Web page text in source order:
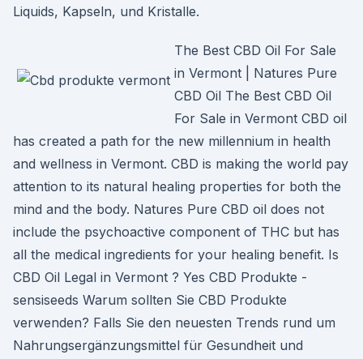
Liquids, Kapseln, und Kristalle.
The Best CBD Oil For Sale
in Vermont | Natures Pure
CBD Oil The Best CBD Oil
For Sale in Vermont CBD oil
has created a path for the new millennium in health
and wellness in Vermont. CBD is making the world pay
attention to its natural healing properties for both the
mind and the body. Natures Pure CBD oil does not
include the psychoactive component of THC but has
all the medical ingredients for your healing benefit. Is
CBD Oil Legal in Vermont ? Yes CBD Produkte -
sensiseeds Warum sollten Sie CBD Produkte
verwenden? Falls Sie den neuesten Trends rund um
Nahrungsergänzungsmittel für Gesundheit und